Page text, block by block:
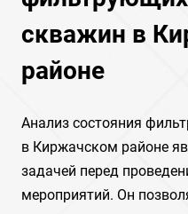
скважин в
районе
Анализ состояния
в Киржачском районе
задачей перед
мероприятий. Он